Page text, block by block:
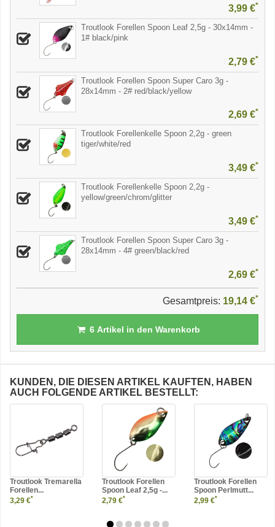
3,99 €*
Troutlook Forellen Spoon Leaf 2,5g - 30x14mm -
1# black/pink
2,79 €*
Troutlook Forellen Spoon Super Caro 3g -
28x14mm - 2# red/black/yellow
2,69 €*
Troutlook Forellenkelle Spoon 2,2g - green
tiger/white/red
3,49 €*
Troutlook Forellenkelle Spoon 2,2g -
yellow/green/chrom/glitter
3,49 €*
Troutlook Forellen Spoon Super Caro 3g -
28x14mm - 4# green/black/red
2,69 €*
Gesamtpreis: 19,14 €*
6Artikel in den Warenkorb
KUNDEN, DIE DIESEN ARTIKEL KAUFTEN, HABEN
AUCH FOLGENDE ARTIKEL BESTELLT:
Troutlook Tremarella
Forellen...
3,29 €*
Troutlook Forellen
Spoon Leaf 2,5g -...
2,79 €*
Troutlook Forellen
Spoon Perlmutt...
2,99 €*